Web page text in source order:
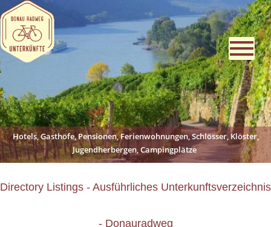
Hotels, Gasthöfe, Pensionen, Ferienwohnungen, Schlösser, Klöster,
Jugendherbergen, Campingplätze
Directory Listings - Ausführliches Unterkunftsverzeichnis
- Donauradweg